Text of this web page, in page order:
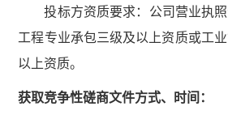
投标方资质要求：公司营业执
工程专业承包三级及以上资质或工
以上资质。
获取竞争性磋商文件方式、时间：